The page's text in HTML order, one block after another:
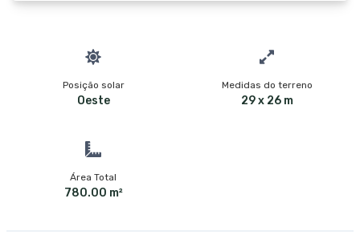
Posição solar
Oeste
Medidas do terreno
29 x 26 m
Área Total
780.00 m²